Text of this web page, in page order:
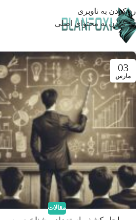
رد کردن به ناوبری
رد کردن به محتوای اصلی
03
مارس
مقالات